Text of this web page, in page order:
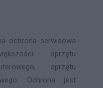
ochrona serwisowa
sprzętu
sprzętu
Ochrona jest